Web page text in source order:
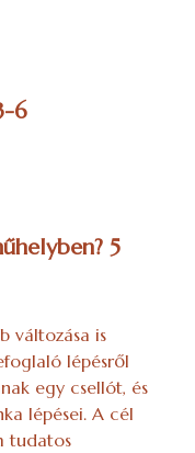
6
5
változása is
lépésről
egy csellót, és
lépései. A cél
tudatos